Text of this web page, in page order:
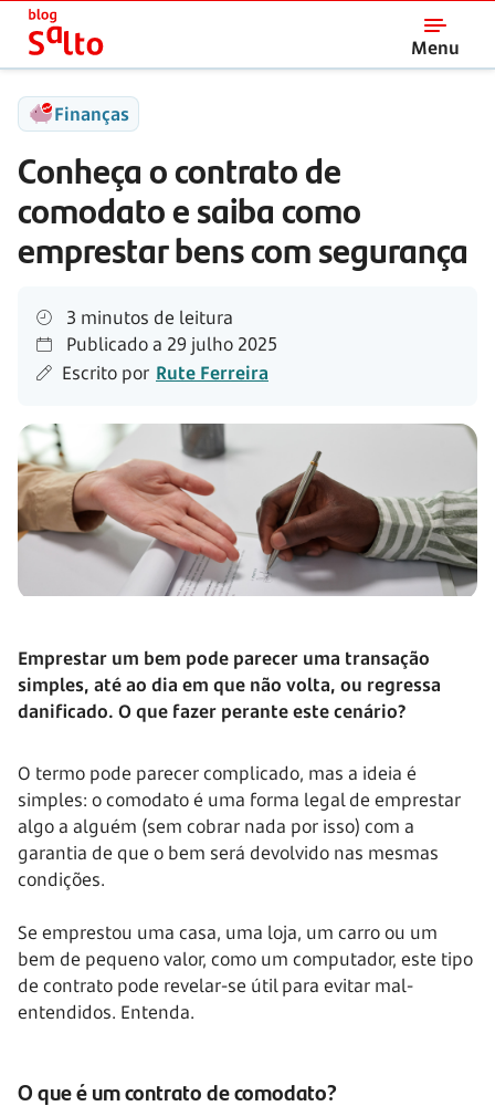
Menu
Salto
Finanças
Conheça o contrato de
comodato e saiba como
emprestar bens com segurança
3 minutos de leitura
Publicado a 29 julho 2025
Escrito por Rute Ferreira
Emprestar um bem pode parecer uma transação
simples, até ao dia em que não volta, ou regressa
danificado. O que fazer perante este cenário?
O termo pode parecer complicado, mas a ideia é
simples: o comodato é uma forma legal de emprestar
algo a alguém (sem cobrar nada por isso) com a
garantia de que o bem será devolvido nas mesmas
condições.
Se emprestou uma casa, uma loja, um carro ou um
bem de pequeno valor, como um computador, este tipo
de contrato pode revelar-se útil para evitar mal-
entendidos. Entenda.
O que é um contrato de comodato?